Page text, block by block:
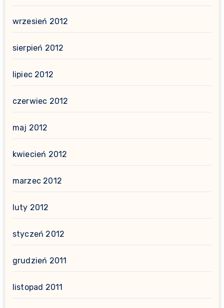
wrzesień 2012
sierpień 2012
lipiec 2012
czerwiec 2012
maj 2012
kwiecień 2012
marzec 2012
luty 2012
styczeń 2012
grudzień 2011
listopad 2011